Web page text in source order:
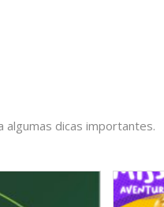
algumas dicas importantes.